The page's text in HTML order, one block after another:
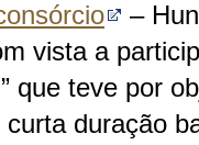
–
vista a
” que teve por
duração